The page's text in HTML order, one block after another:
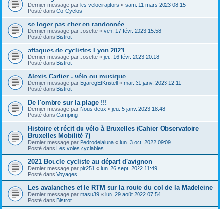
Dernier message par les velociraptors « sam. 11 mars 2023 08:15
Posté dans Co-Cyclos
se loger pas cher en randonnée
Dernier message par Josette « ven. 17 févr. 2023 15:58
Posté dans Bistrot
attaques de cyclistes Lyon 2023
Dernier message par Josette « jeu. 16 févr. 2023 20:18
Posté dans Bistrot
Alexis Carlier - vélo ou musique
Dernier message par EgaregEtKristell « mar. 31 janv. 2023 12:11
Posté dans Bistrot
De l'ombre sur la plage !!!
Dernier message par Nous deux « jeu. 5 janv. 2023 18:48
Posté dans Camping
Histoire et récit du vélo à Bruxelles (Cahier Observatoire
Bruxelles Mobilité 7)
Dernier message par Pedrodelaluna « lun. 3 oct. 2022 09:09
Posté dans Les voies cyclables
2021 Boucle cycliste au départ d'avignon
Dernier message par pir251 « lun. 26 sept. 2022 11:49
Posté dans Voyages
Les avalanches et le RTM sur la route du col de la Madeleine
Dernier message par masu39 « lun. 29 août 2022 07:54
Posté dans Bistrot